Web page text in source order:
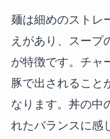
麺は細めのストレ
えがあり、スープ
が特徴です。チャ
豚で出されること
なります。丼の中
れたバランスに感